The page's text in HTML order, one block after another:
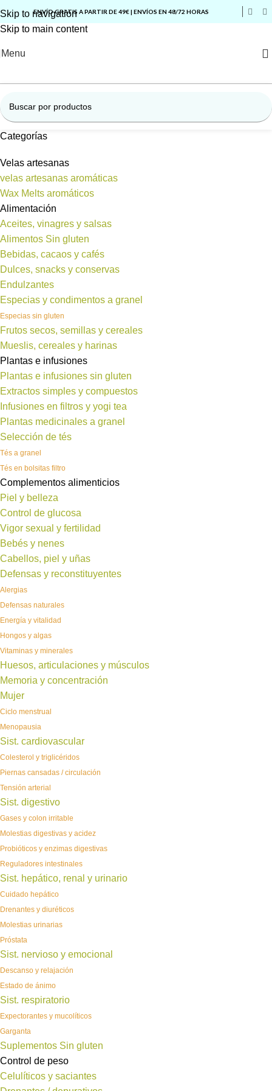
Skip to navigation
Skip to main content
ENVÍO GRATIS A PARTIR DE 49€ | ENVÍOS EN 48/72 HORAS
Menu
Categorías
Velas artesanas
velas artesanas aromáticas
Wax Melts aromáticos
Alimentación
Aceites, vinagres y salsas
Alimentos Sin gluten
Bebidas, cacaos y cafés
Dulces, snacks y conservas
Endulzantes
Especias y condimentos a granel
Especias sin gluten
Frutos secos, semillas y cereales
Mueslis, cereales y harinas
Plantas e infusiones
Plantas e infusiones sin gluten
Extractos simples y compuestos
Infusiones en filtros y yogi tea
Plantas medicinales a granel
Selección de tés
Tés a granel
Tés en bolsitas filtro
Complementos alimenticios
Piel y belleza
Control de glucosa
Vigor sexual y fertilidad
Bebés y nenes
Cabellos, piel y uñas
Defensas y reconstituyentes
Alergias
Defensas naturales
Energía y vitalidad
Hongos y algas
Vitaminas y minerales
Huesos, articulaciones y músculos
Memoria y concentración
Mujer
Ciclo menstrual
Menopausia
Sist. cardiovascular
Colesterol y triglicéridos
Piernas cansadas / circulación
Tensión arterial
Sist. digestivo
Gases y colon irritable
Molestias digestivas y acidez
Probióticos y enzimas digestivas
Reguladores intestinales
Sist. hepático, renal y urinario
Cuidado hepático
Drenantes y diuréticos
Molestias urinarias
Próstata
Sist. nervioso y emocional
Descanso y relajación
Estado de ánimo
Sist. respiratorio
Expectorantes y mucolíticos
Garganta
Suplementos Sin gluten
Control de peso
Celulíticos y saciantes